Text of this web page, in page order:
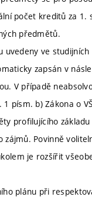
počet kreditů za 1.
předmětů.
ve studijních
zapsán v
V případě
písm. b) Zákona o
profilujícího základu
Povinně
je rozšířit
plánu při